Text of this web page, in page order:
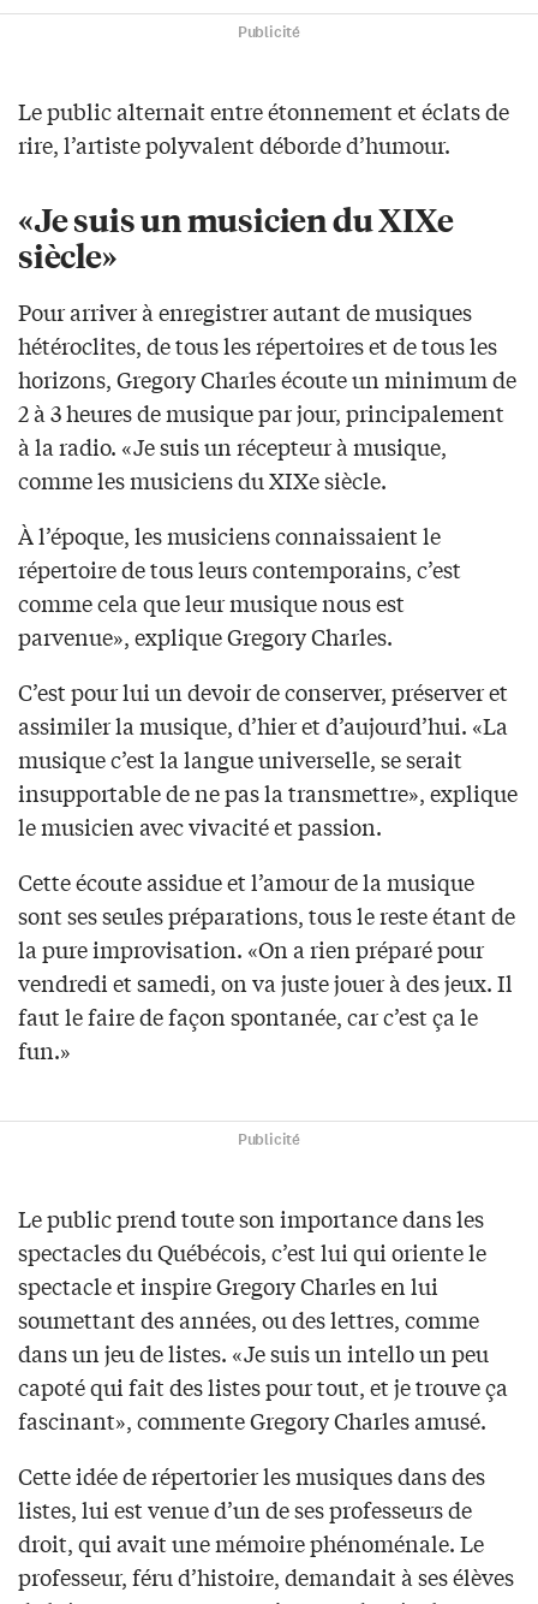
Publicité
Le public alternait entre étonnement et éclats de
rire, l’artiste polyvalent déborde d’humour.
«Je suis un musicien du XIXe
siècle»
Pour arriver à enregistrer autant de musiques
hétéroclites, de tous les répertoires et de tous les
horizons, Gregory Charles écoute un minimum de
2 à 3 heures de musique par jour, principalement
à la radio. «Je suis un récepteur à musique,
comme les musiciens du XIXe siècle.
À l’époque, les musiciens connaissaient le
répertoire de tous leurs contemporains, c’est
comme cela que leur musique nous est
parvenue», explique Gregory Charles.
C’est pour lui un devoir de conserver, préserver et
assimiler la musique, d’hier et d’aujourd’hui. «La
musique c’est la langue universelle, se serait
insupportable de ne pas la transmettre», explique
le musicien avec vivacité et passion.
Cette écoute assidue et l’amour de la musique
sont ses seules préparations, tous le reste étant de
la pure improvisation. «On a rien préparé pour
vendredi et samedi, on va juste jouer à des jeux. Il
faut le faire de façon spontanée, car c’est ça le
fun.»
Publicité
Le public prend toute son importance dans les
spectacles du Québécois, c’est lui qui oriente le
spectacle et inspire Gregory Charles en lui
soumettant des années, ou des lettres, comme
dans un jeu de listes. «Je suis un intello un peu
capoté qui fait des listes pour tout, et je trouve ça
fascinant», commente Gregory Charles amusé.
Cette idée de répertorier les musiques dans des
listes, lui est venue d’un de ses professeurs de
droit, qui avait une mémoire phénoménale. Le
professeur, féru d’histoire, demandait à ses élèves